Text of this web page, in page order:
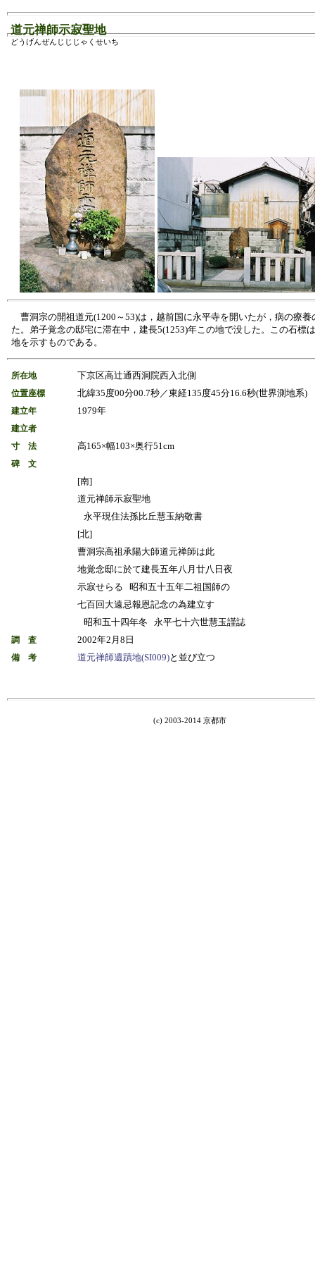
道元禅師示寂聖地
どうげんぜんじじじゃくせいち
曹洞宗の開祖道元(1200～53)は，越前国に永平寺を開いたが，病の療養
た。弟子覚念の邸宅に滞在中，建長5(1253)年この地で没した。この石標
地を示すものである。
所在地 下京区高辻通西洞院西入北側
位置座標 北緯35度00分00.7秒／東経135度45分16.6秒(世界測地系)
建立年 1979年
建立者
寸 法
高165×幅103×奥行51cm
碑 文
[南]
道元禅師示寂聖地
永平現住法孫比丘慧玉納敬書
[北]
曹洞宗高祖承陽大師道元禅師は此
地覚念邸に於て建長五年八月廿八日夜
示寂せらる 昭和五十五年二祖国師の
七百回大遠忌報恩記念の為建立す
昭和五十四年冬 永平七十六世慧玉謹誌
調 査 2002年2月8日
備 考 道元禅師遺蹟地(SI009)と並び立つ
(c) 2003-2014 京都市